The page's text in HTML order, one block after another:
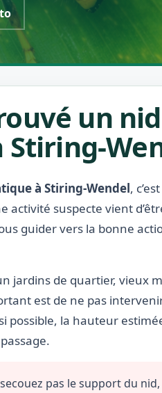
un
à Stiring-Wendel,
suspecte vient
guider vers la bonne
jardins de quartier, vieux
est de ne pas
possible, la hauteur
pas le support du